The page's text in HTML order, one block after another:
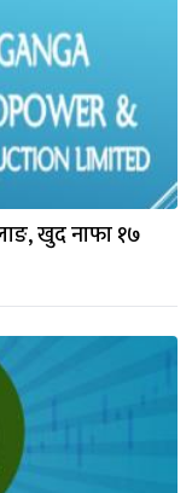
खुद नाफा १७